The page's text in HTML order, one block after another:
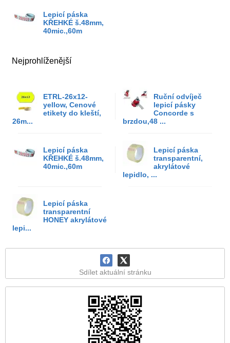
Lepicí páska
KŘEHKÉ š.48mm,
40mic.,60m
Nejprohlíženější
ETRL-26x12-
yellow, Cenové
etikety do kleští,
26m...
Ruční odvíječ
lepicí pásky
Concorde s
brzdou,48 ...
Lepicí páska
KŘEHKÉ š.48mm,
40mic.,60m
Lepicí páska
transparentní,
akrylátové
lepidlo, ...
Lepicí páska
transparentní
HONEY akrylátové
lepi...
Sdílet aktuální stránku